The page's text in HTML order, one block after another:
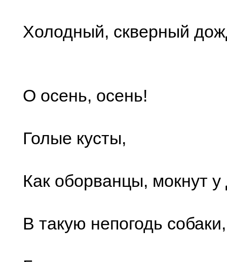
Холодный, скверный
О осень, осень!
Голые кусты,
Как оборванцы, мокнут у
В такую непогодь